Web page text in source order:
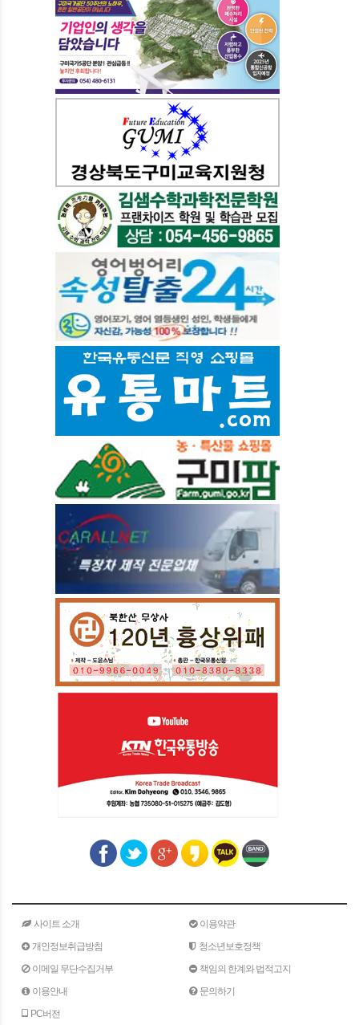
사이트 소개
이용약관
개인정보취급방침
청소년보호정책
이메일 무단수집거부
책임의 한계와 법적고지
이용안내
문의하기
PC버전